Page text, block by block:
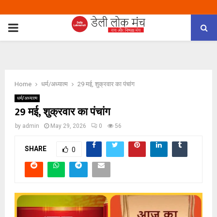
PRIMARY
Home धर्म/अध्यात्म 29 मई, शुक्रवार का पंचांग
धर्म/अध्यात्म
29 मई, शुक्रवार का पंचांग
by admin May 29, 2026 0 56
SHARE 0